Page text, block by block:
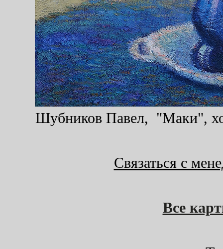
Шубников Павел, "Маки",
Связаться с
Все